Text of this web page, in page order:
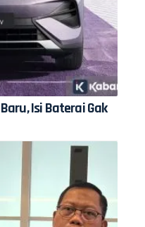
Isi Baterai Gak